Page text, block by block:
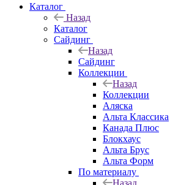
Каталог
Назад
Каталог
Сайдинг
Назад
Сайдинг
Коллекции
Назад
Коллекции
Аляска
Альта Классика
Канада Плюс
Блокхаус
Альта Брус
Альта Форм
По материалу
Назад